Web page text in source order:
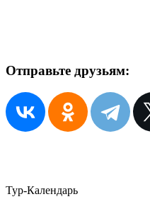
Отправьте друзьям:
Тур-Календарь